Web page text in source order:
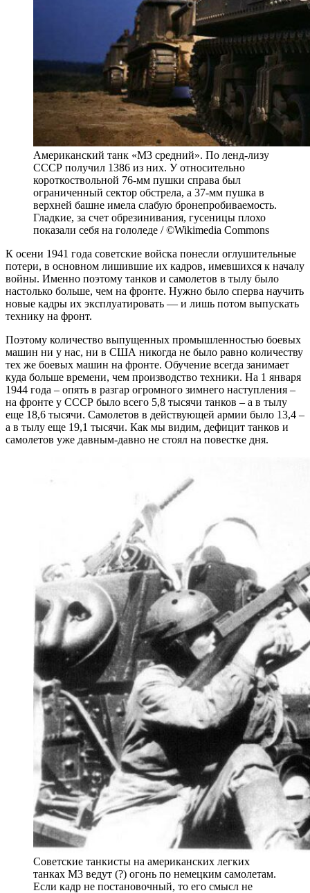
Американский танк «М3 средний». По ленд-лизу
СССР получил 1386 из них. У относительно
короткоствольной 76-мм пушки справа был
ограниченный сектор обстрела, а 37-мм пушка в
верхней башне имела слабую бронепробиваемость.
Гладкие, за счет обрезинивания, гусеницы плохо
показали себя на гололеде / ©Wikimedia Commons
К осени 1941 года советские войска понесли оглушительные
потери, в основном лишившие их кадров, имевшихся к началу
войны. Именно поэтому танков и самолетов в тылу было
настолько больше, чем на фронте. Нужно было сперва научить
новые кадры их эксплуатировать — и лишь потом выпускать
технику на фронт.
Поэтому количество выпущенных промышленностью боевых
машин ни у нас, ни в США никогда не было равно количеству
тех же боевых машин на фронте. Обучение всегда занимает
куда больше времени, чем производство техники. На 1 января
1944 года – опять в разгар огромного зимнего наступления –
на фронте у СССР было всего 5,8 тысячи танков – а в тылу
еще 18,6 тысячи. Самолетов в действующей армии было 13,4 –
а в тылу еще 19,1 тысячи. Как мы видим, дефицит танков и
самолетов уже давным-давно не стоял на повестке дня.
Советские танкисты на американских легких
танках М3 ведут (?) огонь по немецким самолетам.
Если кадр не постановочный, то его смысл не